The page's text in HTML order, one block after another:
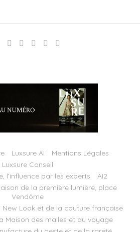
Luxsure AI
Mentions Légales
Luxsure Conseil
l’influence par les experts
AI2
de la première lumière, place
Vendôme
Look et de la couture française
Maison des malles et du voyage